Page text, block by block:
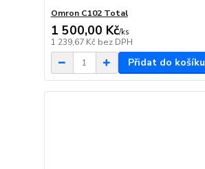
Omron C102 Total
1 500,00 Kč/ks
1 239,67 Kč bez DPH
Přidat do košíku